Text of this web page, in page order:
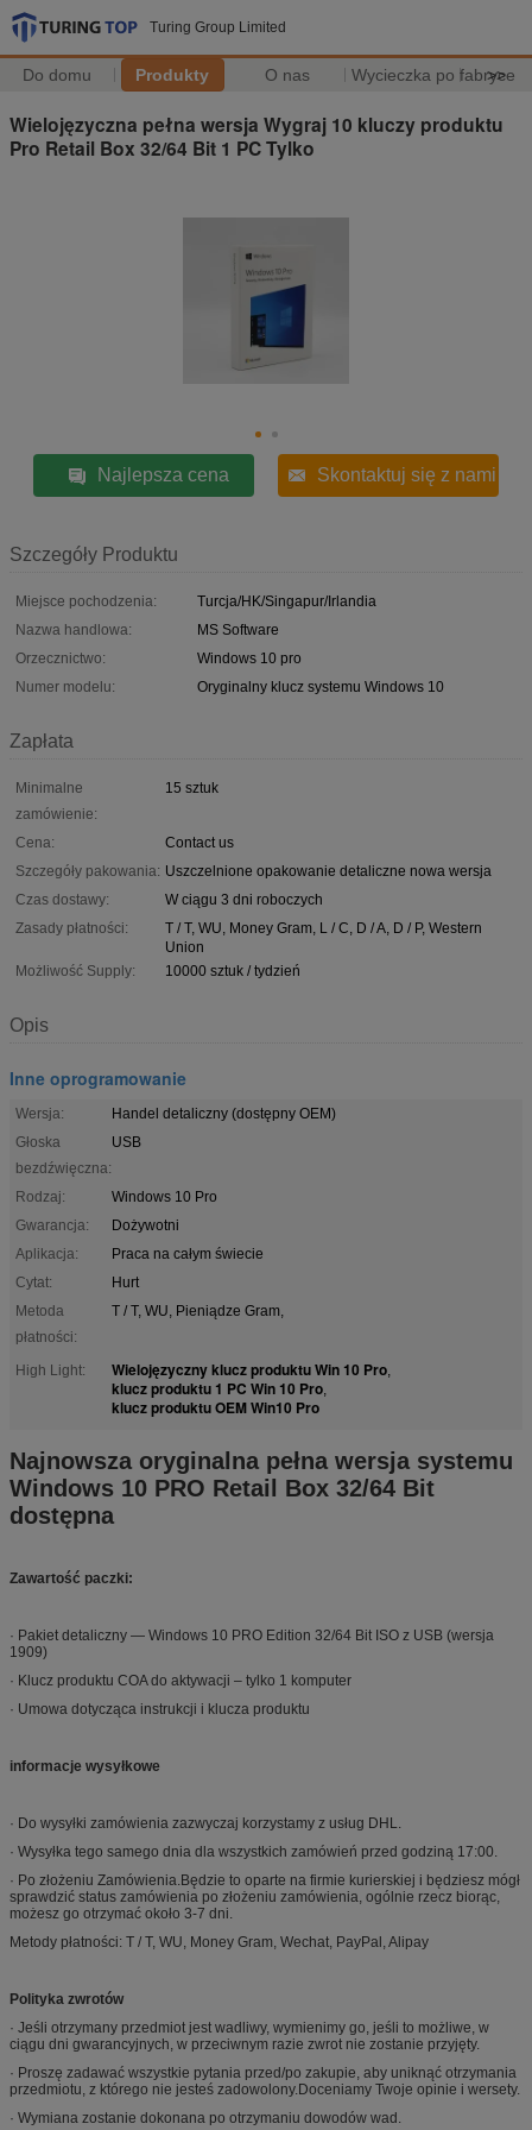
Turing Group Limited
Do domu Produkty O nas Wycieczka po fabryce
>>
Wielojęzyczna pełna wersja Wygraj 10 kluczy produktu
Pro Retail Box 32/64 Bit 1 PC Tylko
Najlepsza cena Skontaktuj się z nami
Szczegóły Produktu
Miejsce pochodzenia:
Turcja/HK/Singapur/Irlandia
Nazwa handlowa:
MS Software
Orzecznictwo:
Windows 10 pro
Numer modelu:
Oryginalny klucz systemu Windows 10
Zapłata
Minimalne
zamówienie:
15 sztuk
Cena:
Contact us
Szczegóły pakowania: Uszczelnione opakowanie detaliczne nowa wersja
Czas dostawy:
W ciągu 3 dni roboczych
Zasady płatności:
T / T, WU, Money Gram, L / C, D / A, D / P, Western
Union
Możliwość Supply:
10000 sztuk / tydzień
Opis
Inne oprogramowanie
Wersja:
Handel detaliczny (dostępny OEM)
Głoska
bezdźwięczna:
USB
Rodzaj:
Windows 10 Pro
Gwarancja:
Dożywotni
Aplikacja:
Praca na całym świecie
Cytat:
Hurt
Metoda
płatności:
T / T, WU, Pieniądze Gram,
High Light: Wielojęzyczny klucz produktu Win 10 Pro,
klucz produktu 1 PC Win 10 Pro,
klucz produktu OEM Win10 Pro
Najnowsza oryginalna pełna wersja systemu
Windows 10 PRO Retail Box 32/64 Bit
dostępna
Zawartość paczki:
· Pakiet detaliczny — Windows 10 PRO Edition 32/64 Bit ISO z USB (wersja
1909)
· Klucz produktu COA do aktywacji – tylko 1 komputer
· Umowa dotycząca instrukcji i klucza produktu
informacje wysyłkowe
· Do wysyłki zamówienia zazwyczaj korzystamy z usług DHL.
· Wysyłka tego samego dnia dla wszystkich zamówień przed godziną 17:00.
· Po złożeniu Zamówienia.Będzie to oparte na firmie kurierskiej i będziesz mógł
sprawdzić status zamówienia po złożeniu zamówienia, ogólnie rzecz biorąc,
możesz go otrzymać około 3-7 dni.
Metody płatności: T / T, WU, Money Gram, Wechat, PayPal, Alipay
Polityka zwrotów
· Jeśli otrzymany przedmiot jest wadliwy, wymienimy go, jeśli to możliwe, w
ciągu dni gwarancyjnych, w przeciwnym razie zwrot nie zostanie przyjęty.
· Proszę zadawać wszystkie pytania przed/po zakupie, aby uniknąć otrzymania
przedmiotu, z którego nie jesteś zadowolony.Doceniamy Twoje opinie i wersety.
· Wymiana zostanie dokonana po otrzymaniu dowodów wad.